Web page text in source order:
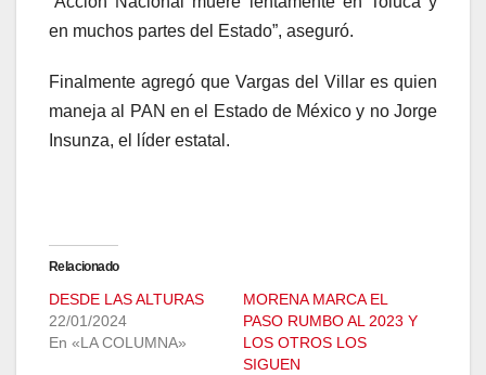
en muchos partes del Estado”, aseguró.
Finalmente agregó que Vargas del Villar es quien
maneja al PAN en el Estado de México y no Jorge
Insunza, el líder estatal.
Relacionado
DESDE LAS ALTURAS
22/01/2024
En «LA COLUMNA»
MORENA MARCA EL
PASO RUMBO AL 2023 Y
LOS OTROS LOS
SIGUEN